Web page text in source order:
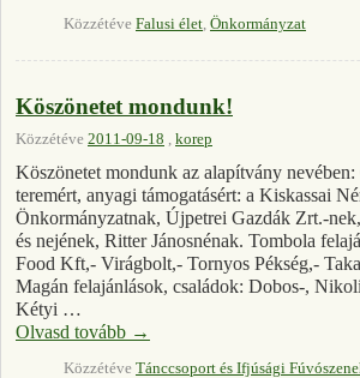
Közzétéve Falusi élet, Önkormányzat
Köszönetet mondunk!
Közzétéve 2011-09-18 korep
Köszönetet mondunk az alapítvány
teremért, anyagi támogatásért: a Kiskassai
Önkormányzatnak, Újpetrei Gazdák Zrt.-
és nejének, Ritter Jánosnénak. Tombola
Food Kft,- Virágbolt,- Tornyos Pékség,-
Magán felajánlások, családok: Dobos-,
Kétyi …
Olvasd tovább →
Közzétéve Tánccsoport és Ifjúsági